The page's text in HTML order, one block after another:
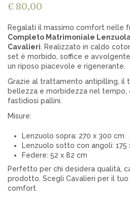
€ 80,00
Regalati il massimo comfort nelle
Completo Matrimoniale
Cavalieri. Realizzato in caldo
set è morbido, soffice e
un riposo piacevole e rigenerante.
Grazie al trattamento antipilling, il
bellezza e morbidezza nel tempo,
fastidiosi pallini.
Misure:
Lenzuolo sopra: 270 x 300 cm
Lenzuolo sotto con angoli: 175
Federe: 52 x 82 cm
Perfetto per chi desidera qualità,
prodotto. Scegli Cavalieri per il
comfort.